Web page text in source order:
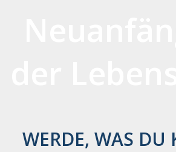
WERDE, WAS DU